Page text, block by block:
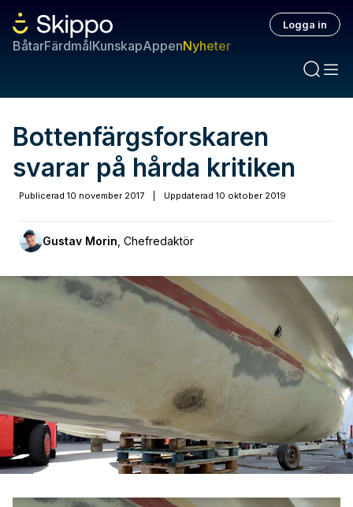
BåtarFärdmålKunskapAppenNyheter
Logga in
Bottenfärgsforskaren
svarar på hårda kritiken
Publicerad 10 november 2017 Uppdaterad 10 oktober 2019
Gustav Morin Chefredaktör